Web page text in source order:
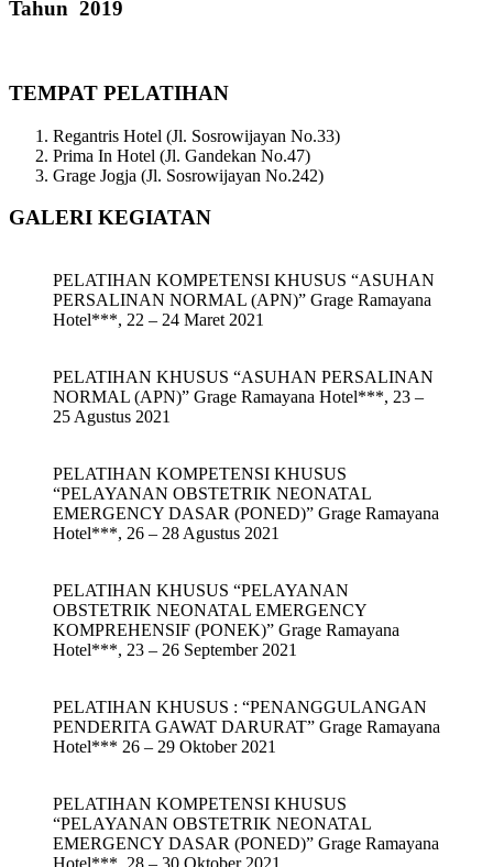
Tahun 2019
TEMPAT PELATIHAN
Regantris Hotel (Jl. Sosrowijayan No.33)
Prima In Hotel (Jl. Gandekan No.47)
Grage Jogja (Jl. Sosrowijayan No.242)
GALERI KEGIATAN
PELATIHAN KOMPETENSI KHUSUS “ASUHAN
PERSALINAN NORMAL (APN)” Grage Ramayana
Hotel***, 22 – 24 Maret 2021
PELATIHAN KHUSUS “ASUHAN PERSALINAN
NORMAL (APN)” Grage Ramayana Hotel***, 23 –
25 Agustus 2021
PELATIHAN KOMPETENSI KHUSUS
“PELAYANAN OBSTETRIK NEONATAL
EMERGENCY DASAR (PONED)” Grage Ramayana
Hotel***, 26 – 28 Agustus 2021
PELATIHAN KHUSUS “PELAYANAN
OBSTETRIK NEONATAL EMERGENCY
KOMPREHENSIF (PONEK)” Grage Ramayana
Hotel***, 23 – 26 September 2021
PELATIHAN KHUSUS : “PENANGGULANGAN
PENDERITA GAWAT DARURAT” Grage Ramayana
Hotel*** 26 – 29 Oktober 2021
PELATIHAN KOMPETENSI KHUSUS
“PELAYANAN OBSTETRIK NEONATAL
EMERGENCY DASAR (PONED)” Grage Ramayana